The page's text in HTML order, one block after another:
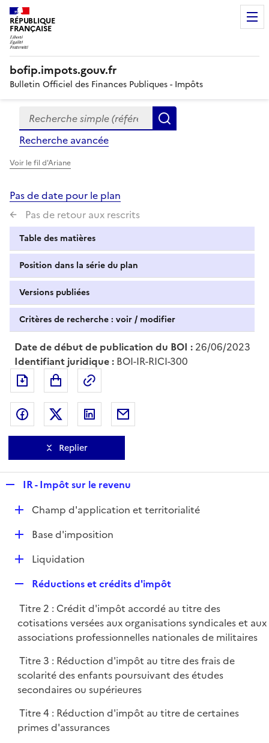
RÉPUBLIQUE
FRANÇAISE
bofip.impots.gouv.fr
Bulletin Officiel des Finances Publiques - Impôts
Formulaire
de
recherche
Recherche simple (références, mots clés, partie du
Recherche avancée
Voir le fil d'Ariane
Pas de date pour le plan
Pas de retour aux rescrits
Table des matières
Position dans la série du plan
Versions publiées
Critères de recherche : voir / modifier
Date de début de publication du BOI : 26/06/2023
Identifiant juridique : BOI-IR-RICI-300
Exporter le document au format pdf
Partager sur Facebook
Partager sur Twitter
Partager sur LinkedIn
Replier
p
l
i
e
IR - Impôt sur le revenu
DChamp d'application et territorialité
D
e
r
Base d'imposition
D
l
i
e
r
Liquidation
p
l
i
e
Réductions et crédits d'impôt
Titre 2 : Crédit d'impôt accordé au titre des
cotisations versées aux organisations syndicales et aux
associations professionnelles nationales de militaires
Titre 3 : Réduction d'impôt au titre des frais de
scolarité des enfants poursuivant des études
secondaires ou supérieures
Titre 4 : Réduction d'impôt au titre de certaines
primes d'assurances